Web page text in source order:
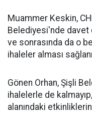
Muammer Keskin,
Belediyesi'nde davet
ve sonrasında da o
ihaleler alması
Gönen Orhan, Şişli
ihalelerle de
alanındaki